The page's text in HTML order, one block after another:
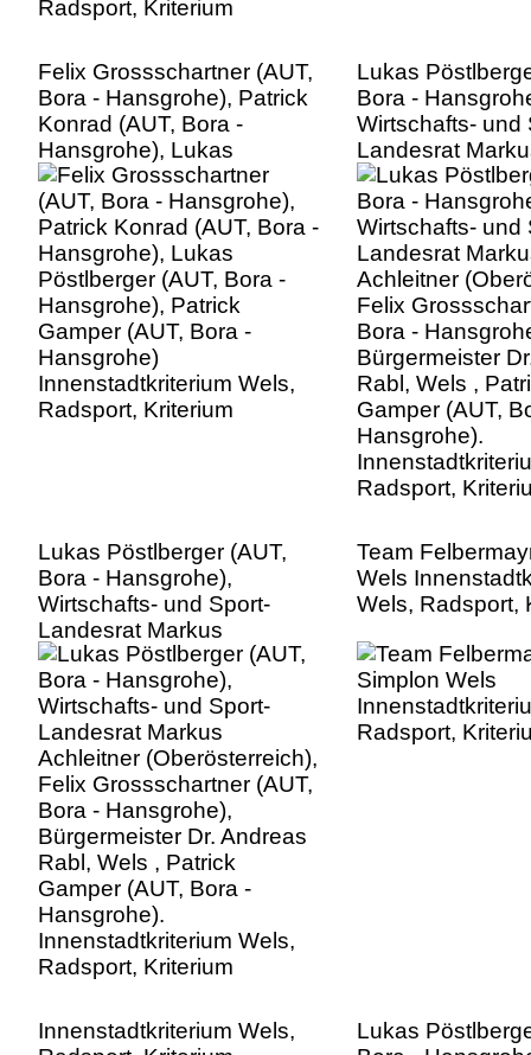
Felix Grossschartner (AUT,
Bora - Hansgrohe), Patrick
Konrad (AUT, Bora -
Hansgrohe), Lukas
Pöstlberger (AUT, Bora -
Hansgrohe), Patrick
Gamper (AUT, Bora -
Hansgrohe)
Innenstadtkriterium Wels,
Radsport, Kriterium
Lukas
Bora -
Wirtschafts- und
Landesrat
Achleitner
Felix
Bora -
Bürgermeister
Rabl, Wels ,
Gamper (AUT,
Hansgrohe).
Radsport,
Lukas Pöstlberger (AUT,
Bora - Hansgrohe),
Wirtschafts- und Sport-
Landesrat Markus
Achleitner (Oberösterreich),
Felix Grossschartner (AUT,
Bora - Hansgrohe),
Bürgermeister Dr. Andreas
Rabl, Wels , Patrick
Gamper (AUT, Bora -
Hansgrohe).
Innenstadtkriterium Wels,
Radsport, Kriterium
Team
Wels
Wels, Radsport,
Innenstadtkriterium Wels,
Lukas